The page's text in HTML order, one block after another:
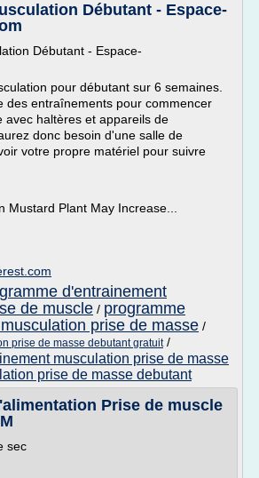
Débutant - Espace-
Débutant - Espace-
pour débutant sur 6 semaines.
des entraînements pour commencer
avec haltères et appareils de
donc besoin d'une salle de
votre propre matériel pour suivre
Mustard Plant May Increase...
d'entrainement
de muscle / programme
prise de masse /
prise de masse debutant gratuit/
musculation prise de masse
prise de masse debutant
Prise de muscle
sec